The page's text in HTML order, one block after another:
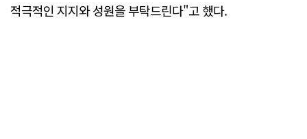
적극적인 지지와 성원을 부탁드린다"고 했다.